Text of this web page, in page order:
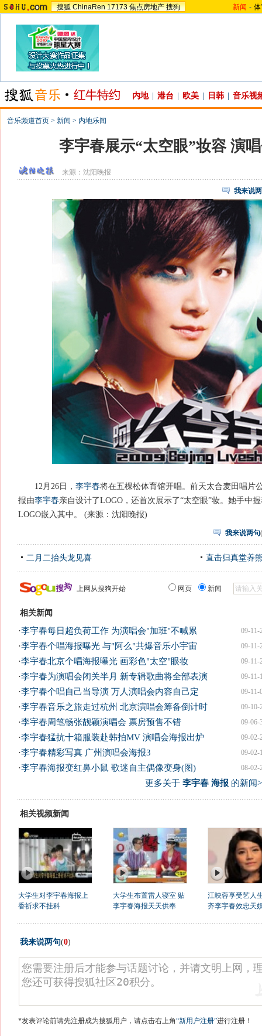
搜狐 ChinaRen 17173 焦点房地产 搜狗 新闻 -
内地 港台 欧美 日韩 音乐视
音乐频道首页 > 新闻 > 内地乐闻
李宇春展示“太空眼”妆容 演
来源：沈阳晚报
我来说
12月26日， 李宇春将在五棵松体育馆开唱。前天太合麦田唱片
报由李宇春亲自设计了LOGO，还首次展示了“太空眼”妆。她手中
LOGO嵌入其中。 (来源：沈阳晚报)
我来说两句(
二月二抬头龙见喜 直击归真堂养
上网从搜狗开始 网页 新闻
相关新闻
09-11-
·李宇春每日超负荷工作 为演唱会"加班"不喊累
09-11-
·李宇春个唱海报曝光 与"阿么"共爆音乐小宇宙
09-11-
·李宇春北京个唱海报曝光 画彩色"太空"眼妆
09-11-
·李宇春为演唱会闭关半月 新专辑歌曲将全部表演
09-11-
·李宇春个唱自己当导演 万人演唱会内容自己定
09-10-
·李宇春音乐之旅走过杭州 北京演唱会筹备倒计时
09-06-
·李宇春周笔畅张靓颖演唱会 票房预售不错
09-02-
·李宇春猛抗十箱服装赴韩拍MV 演唱会海报出炉
09-02-
·李宇春精彩写真 广州演唱会海报3
08-02-
·李宇春海报变红鼻小鼠 歌迷自主偶像变身(图)
更多关于 李宇春 海报的新闻
相关视频新闻
大学生对李宇春海报上
香祈求不挂科
大学生布置雷人寝室 贴
李宇春海报天天供奉
江映蓉享受艺人
齐李宇春效忠天
我来说两句(0)
*发表评论前请先注册成为搜狐用户，请点击右上角“新用户注册”进行注册！